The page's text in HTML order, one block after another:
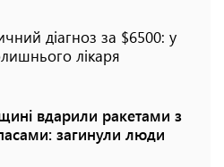
діагноз за $6500: у
лікаря
вдарили ракетами з
загинули люди